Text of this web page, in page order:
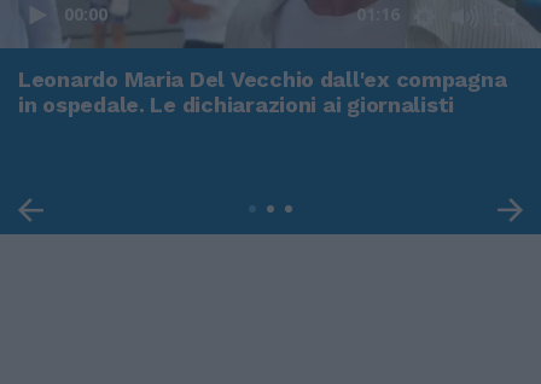
00:00 01:16
Leonardo Maria Del Vecchio dall'ex compagna
in ospedale. Le dichiarazioni ai giornalisti